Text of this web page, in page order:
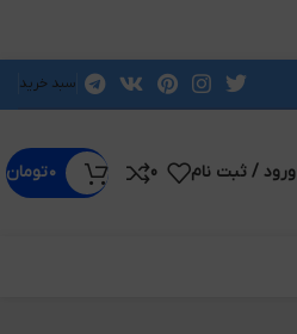
سبد خرید
ورود / ثبت نام 0 ۰تومان